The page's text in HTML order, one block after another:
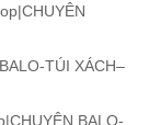
TÚI XÁCH–
BALO-